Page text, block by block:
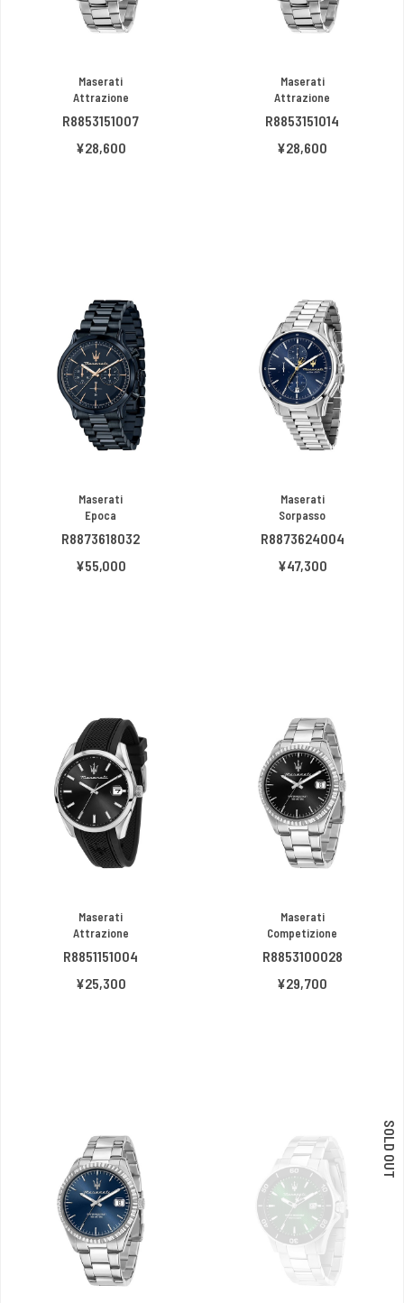
Maserati
Attrazione
R8853151007
¥28,600
Maserati
Attrazione
R8853151014
¥28,600
Maserati
Epoca
R8873618032
¥55,000
Maserati
Sorpasso
R8873624004
¥47,300
Maserati
Attrazione
R8851151004
¥25,300
Maserati
Competizione
R8853100028
¥29,700
SOLD OUT